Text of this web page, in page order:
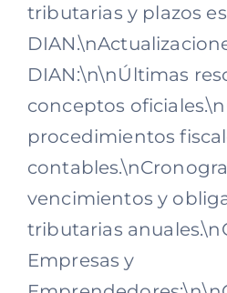
tributarias y plazos
DIAN:\n\nÚltimas
conceptos
procedimientos
vencimientos y
tributarias
Empresas y